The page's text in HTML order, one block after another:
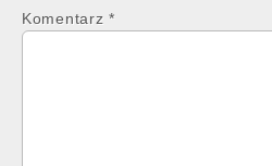
Komentarz *